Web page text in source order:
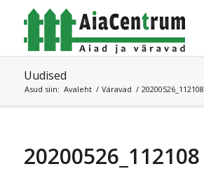
Uudised
Asud siin: Avaleht / Väravad / 20200526_112108
20200526_112108